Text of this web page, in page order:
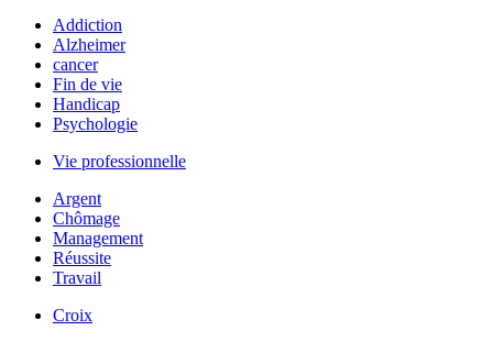
Addiction
Alzheimer
cancer
Fin de vie
Handicap
Psychologie
Vie professionnelle
Argent
Chômage
Management
Réussite
Travail
Croix